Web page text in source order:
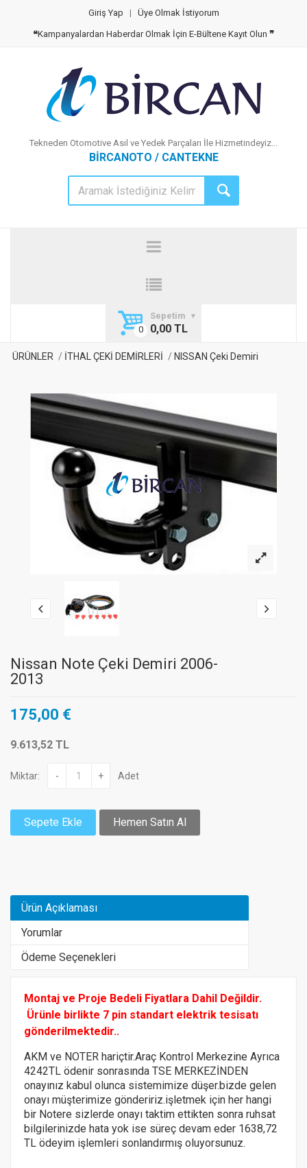
Giriş Yap | Üye Olmak İstiyorum
❝Kampanyalardan Haberdar Olmak İçin E-Bültene Kayıt Olun ❞
Tekneden Otomotive Asıl ve Yedek Parçaları İle Hizmetindeyiz...
BİRCANOTO / CANTEKNE
Sepetim
0,00 TL
ÜRÜNLER İTHAL ÇEKİ DEMİRLERİ NISSAN Çeki Demiri
Nissan Note Çeki Demiri 2006-
2013
175,00 €
9.613,52 TL
Miktar: - + Adet
Sepete Ekle Hemen Satın Al
Ürün Açıklaması
Yorumlar
Ödeme Seçenekleri
Montaj ve Proje Bedeli Fiyatlara Dahil Değildir.
Ürünle birlikte 7 pin standart elektrik tesisatı
gönderilmektedir..
AKM ve NOTER hariçtir.Araç Kontrol Merkezine Ayrıca
4242TL ödenir sonrasında TSE MERKEZİNDEN
onayınız kabul olunca sistemimize düşer.bizde gelen
onayı müşterimize göndeririz.işletmek için her hangi
bir Notere sizlerde onayı taktim ettikten sonra ruhsat
bilgilerinizde hata yok ise süreç devam eder 1638,72
TL ödeyim işlemleri sonlandırmış oluyorsunuz.